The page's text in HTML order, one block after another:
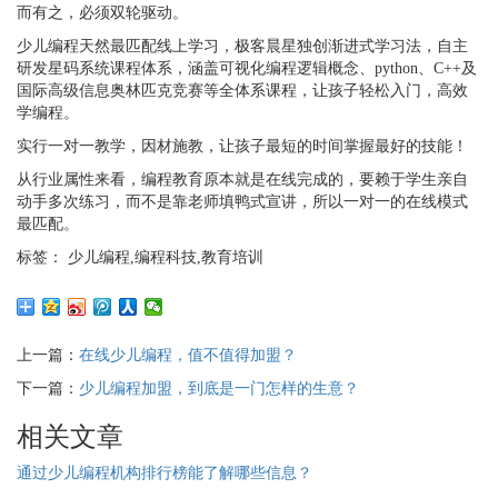
而有之，必须双轮驱动。
少儿编程天然最匹配线上学习 ，极客晨星独创渐进式学习法，自主
研发星码系统课程体系，涵盖可视化编程逻辑概念、 python、 C++及
国际高级信息奥林匹克竞赛等全体系课程，让孩子轻松入门，高效
学编程。
实行一对一教学， 因材施教，让孩子最短的时间掌握最好的技能！
从行业属性来看，编程教育原本就是在线完成的，要赖于学生亲自
动手多次练习，而不是靠老师填鸭式宣讲，所以一对一的在线模式
最匹配。
标签： 少儿编程,编程科技,教育培训
上一篇： 在线少儿编程，值不值得加盟？
下一篇： 少儿编程加盟，到底是一门怎样的生意？
相关文章
通过少儿编程机构排行榜能了解哪些信息？